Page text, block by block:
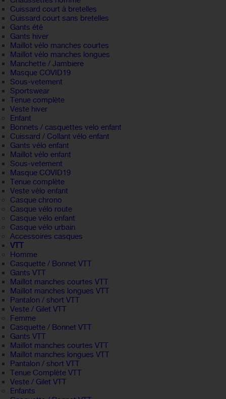
Cuissard court à bretelles
Cuissard court sans bretelles
Gants été
Gants hiver
Maillot vélo manches courtes
Maillot vélo manches longues
Manchette / Jambiere
Masque COVID19
Sous-vetement
Sportswear
Tenue complète
Veste hiver
Enfant
Bonnets / casquettes velo enfant
Cuissard / Collant vélo enfant
Gants vélo enfant
Maillot vélo enfant
Sous-vetement
Masque COVID19
Tenue complète
Veste vélo enfant
Casque chrono
Casque vélo route
Casque vélo enfant
Casque vélo urbain
Accessoires casques
VTT
Homme
Casquette / Bonnet VTT
Gants VTT
Maillot manches courtes VTT
Maillot manches longues VTT
Pantalon / short VTT
Veste / Gilet VTT
Femme
Casquette / Bonnet VTT
Gants VTT
Maillot manches courtes VTT
Maillot manches longues VTT
Pantalon / short VTT
Tenue Complète VTT
Veste / Gilet VTT
Enfants